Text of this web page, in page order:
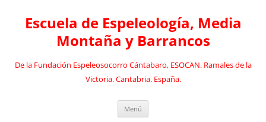
contenido
Escuela de Espeleología, Media
Montaña y Barrancos
De la Fundación Espeleosocorro Cántabaro, ESOCAN. Ramales de la
Victoria. Cantabria. España.
Menú